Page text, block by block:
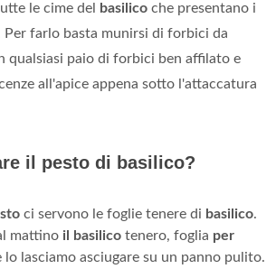
le cime del
basilico che presentano i
farlo basta munirsi di forbici da
qualsiasi paio di forbici ben affilato e
all'apice appena sotto l'attaccatura
il pesto di basilico?
ci servono le foglie tenere di basilico.
mattino il basilico tenero, foglia per
lo lasciamo asciugare su un panno pulito.